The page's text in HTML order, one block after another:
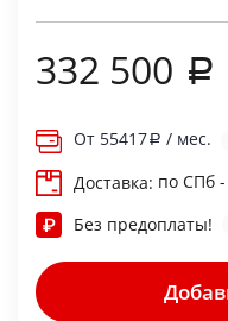
332 500
От 55417
/ мес.
Доставка: по СПб
Без предоплаты!